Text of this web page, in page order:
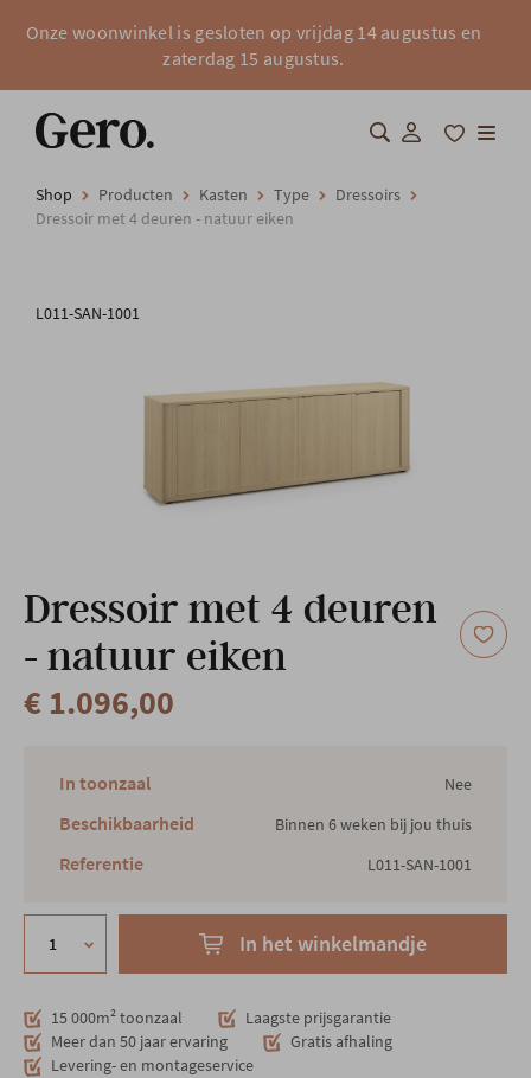
Onze woonwinkel is gesloten op vrijdag 14 augustus en
zaterdag 15 augustus.
Shop
Totaalinrichting
Shop Producten Kasten Type
Dressoirs
Dressoir met 4 deuren - natuur eiken
L011-SAN-1001
Dressoir met 4 deuren
- natuur eiken
€ 1.096,00
In toonzaal Nee
Beschikbaarheid Binnen 6 weken bij jou thuis
Referentie L011-SAN-1001
In het winkelmandje
15 000m² toonzaal
Laagste prijsgarantie
Meer dan 50 jaar ervaring
Gratis afhaling
Levering- en montageservice